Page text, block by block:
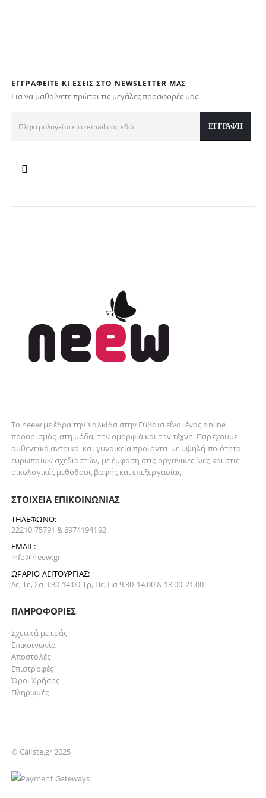
ΕΓΓΡΑΦΕΊΤΕ ΚΙ ΕΣΕΊΣ ΣΤΟ NEWSLETTER ΜΑΣ
Για να μαθαίνετε πρώτοι τις μεγάλες προσφορές μας.
Το neew με έδρα την Xαλκίδα στην Εύβοια είναι ένας online
προορισμός στη μόδα, τηνομορφιά και τηντέχνη. Παρέχουμε
αυθεντικάαντρικά καιγυναικείαπροϊόντα με υψηλή ποιότητα
ευρωπαίων σχεδιαστών, με έμφαση στις οργανικές ίνες και στις
οικολογικές μεθόδους βαφής και επεξεργασίας.
ΣΤΟΙΧΕΊΑ ΕΠΙΚΟΙΝΩΝΊΑΣ
ΤΗΛΈΦΩΝΟ:
22210 75791 & 6974194192
EMAIL:
info@neew.gr
ΩΡΆΡΙΟ ΛΕΙΤΟΥΡΓΊΑΣ:
Δε, Τε, Σα 9:30-14:00 Τρ, Πε, Πα 9.30-14.00 & 18.00-21.00
ΠΛΗΡΟΦΟΡΊΕΣ
Σχετικά με εμάς
Επικοινωνία
Αποστολές
Επιστροφές
Όροι Χρήσης
Πληρωμές
© Caliste.gr 2025